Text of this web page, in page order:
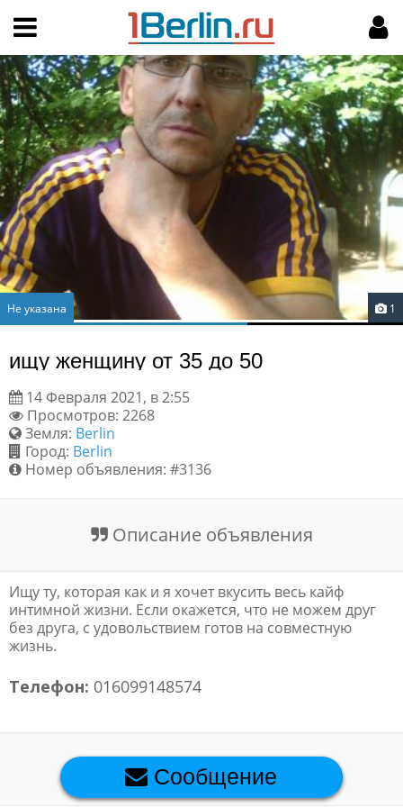
Поиск
Пользовательское соглашение
Правила доски объявлений
Компьютерная версия
Обратная связь
МОЙ АККАУНТ
Мои объявления
Не указана 1
ищу женщину от 35 до 50
14 Февраля 2021, в 2:55
Просмотров: 2268
Земля: Berlin
Город: Berlin
Номер объявления: #3136
Описание объявления
Ищу ту, которая как и я хочет вкусить весь кайф
интимной жизни. Если окажется, что не можем друг
без друга, с удовольствием готов на совместную
жизнь.
Телефон: 016099148574
Премиум объявления
Сообщение